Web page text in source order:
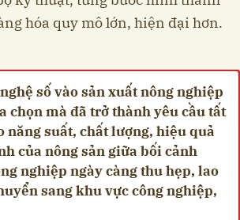
hóa quy mô lớn, hiện đại hơn.
số vào sản xuất nông nghiệp
chọn mà đã trở thành yêu cầu tất
năng suất, chất lượng, hiệu quả
của nông sản giữa bối cảnh
nghiệp ngày càng thu hẹp, lao
sang khu vực công nghiệp,